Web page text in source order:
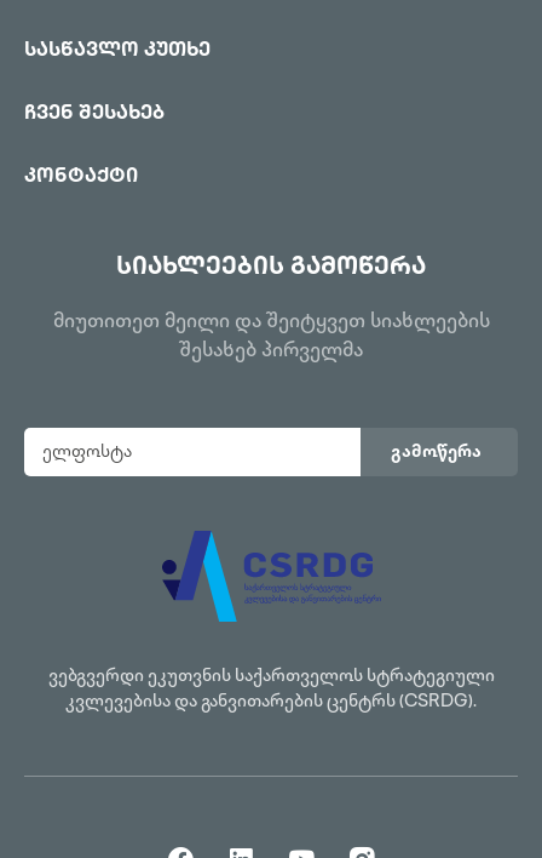
სასწავლო კუთხე
ჩვენ შესახებ
კონტაქტი
სიახლეების გამოწერა
მიუთითეთ მეილი და შეიტყვეთ სიახლეების
შესახებ პირველმა
გამოწერა
ვებგვერდი ეკუთვნის საქართველოს სტრატეგიული
კვლევებისა და განვითარების ცენტრს (CSRDG).